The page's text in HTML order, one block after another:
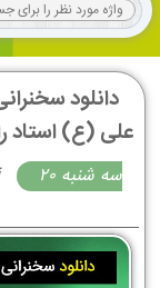
دانلود
علی (ع) استاد
سه شنبه 20